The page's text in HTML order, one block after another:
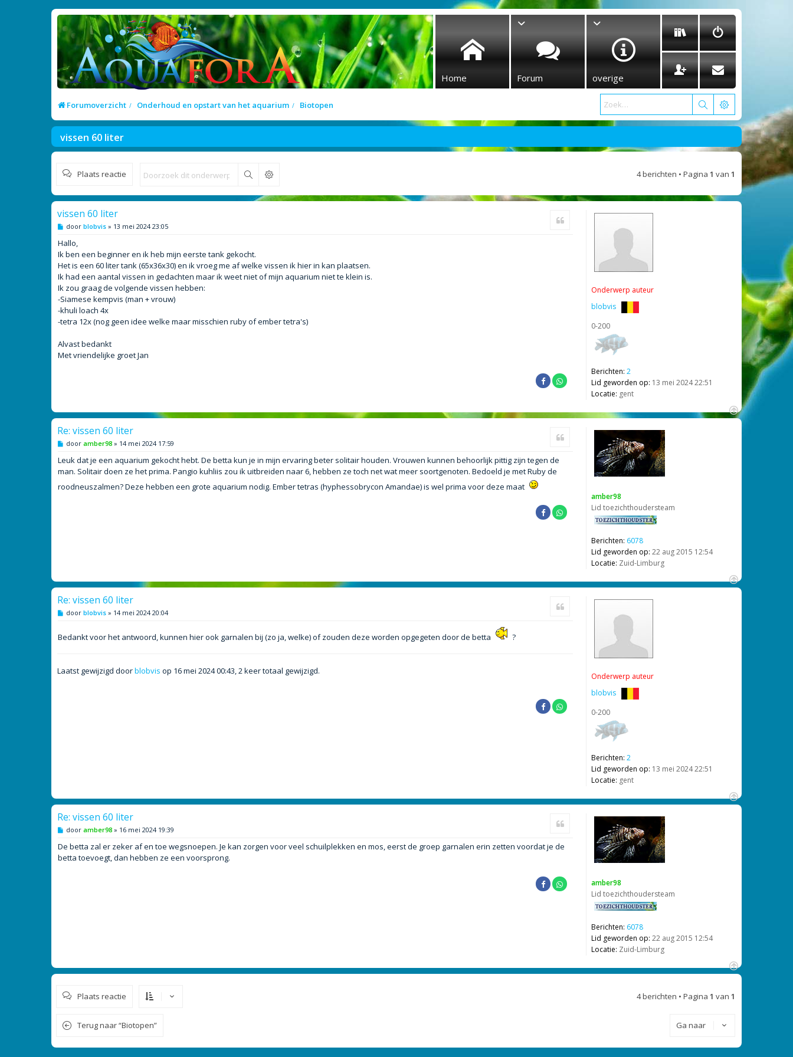
Home Forum overige
Forumoverzicht Onderhoud en opstart van het aquarium Biotopen
vissen 60 liter
Plaats reactie Zoek 4 berichten • Pagina 1 van 1
Onderwerp auteur
blobvis
0-200
Berichten: 2
Lid geworden op: 13 mei 2024 22:51
Locatie: gent
vissen 60 liter
B
r
i
c
h
t
door blobvis » 13 mei 2024 23:05
Hallo,
Ik ben een beginner en ik heb mijn eerste tank gekocht.
Het is een 60 liter tank (65x36x30) en ik vroeg me af welke vissen ik hier in kan plaatsen.
Ik had een aantal vissen in gedachten maar ik weet niet of mijn aquarium niet te klein is.
Ik zou graag de volgende vissen hebben:
-Siamese kempvis (man + vrouw)
-khuli loach 4x
-tetra 12x (nog geen idee welke maar misschien ruby of ember tetra's)
Alvast bedankt
Met vriendelijke groet Jan
O
amber98
Lid toezichthoudersteam
Berichten: 6078
Lid geworden op: 22 aug 2015 12:54
Locatie: Zuid-Limburg
Re: vissen 60 liter
B
r
i
c
t
door amber98 » 14 mei 2024 17:59
Leuk dat je een aquarium gekocht hebt. De betta kun je in mijn ervaring beter solitair houden. Vrouwen kunnen behoorlijk pittig zijn tegen de
man. Solitair doen ze het prima. Pangio kuhliis zou ik uitbreiden naar 6, hebben ze toch net wat meer soortgenoten. Bedoeld je met Ruby de
roodneuszalmen? Deze hebben een grote aquarium nodig. Ember tetras (hyphessobrycon Amandae) is wel prima voor deze maat
O
Onderwerp auteur
blobvis
0-200
Berichten: 2
Lid geworden op: 13 mei 2024 22:51
Locatie: gent
Re: vissen 60 liter
B
i
c
door blobvis » 14 mei 2024 20:04
Bedankt voor het antwoord, kunnen hier ook garnalen bij (zo ja, welke) of zouden deze worden opgegeten door de betta ?
Laatst gewijzigd doorblobvis op 16 mei 2024 00:43, 2 keer totaal gewijzigd.
O
amber98
Lid toezichthoudersteam
Berichten: 6078
Lid geworden op: 22 aug 2015 12:54
Locatie: Zuid-Limburg
Re: vissen 60 liter
B
r
i
c
door amber98 » 16 mei 2024 19:39
De betta zal er zeker af en toe wegsnoepen. Je kan zorgen voor veel schuilplekken en mos, eerst de groep garnalen erin zetten voordat je de
betta toevoegt, dan hebben ze een voorsprong.
O
Plaats reactie 4 berichten • Pagina 1 van 1
Terug naar “Biotopen” Ga naar